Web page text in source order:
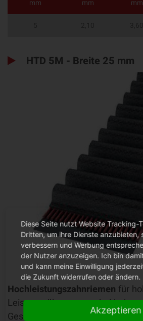
mm
mm
mm
HTD 5M - Breite 25 mm
Hochleistungszahnriemen für
Leistungsübertragung bei hohen
Geschwindigkeiten.
Diese Seite nutzt Website Tracking-
Dritten, um ihre Dienste anzubieten,
verbessern und Werbung
der Nutzer anzuzeigen. Ich bin
und kann meine Einwilligung
die Zukunft widerrufen oder ändern.
Akzeptieren